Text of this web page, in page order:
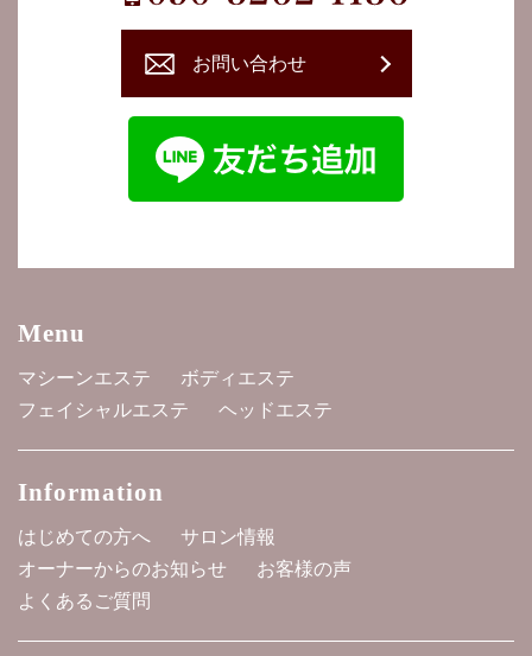
お問い合わせ
Menu
マシーンエステ
ボディエステ
フェイシャルエステ
ヘッドエステ
Information
はじめての方へ
サロン情報
オーナーからのお知らせ
お客様の声
よくあるご質問